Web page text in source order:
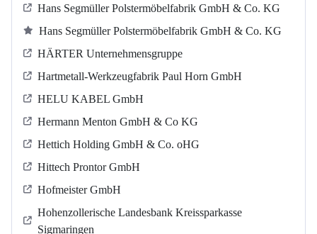
Hans Segmüller Polstermöbelfabrik GmbH & Co. KG
Hans Segmüller Polstermöbelfabrik GmbH & Co. KG
HÄRTER Unternehmensgruppe
Hartmetall-Werkzeugfabrik Paul Horn GmbH
HELU KABEL GmbH
Hermann Menton GmbH & Co KG
Hettich Holding GmbH & Co. oHG
Hittech Prontor GmbH
Hofmeister GmbH
Hohenzollerische Landesbank Kreissparkasse
Sigmaringen